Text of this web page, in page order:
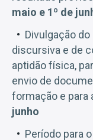
maio e 1º de
Divulgação
discursiva e de
aptidão física,
envio de
formação e para
junho
Período para